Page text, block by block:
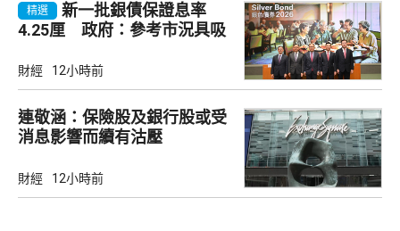
精選
新一批銀債保證息率
4.25厘 政府：參考市況具吸
財經 12小時前
連敬涵：保險股及銀行股或受
消息影響而續有沽壓
財經 12小時前